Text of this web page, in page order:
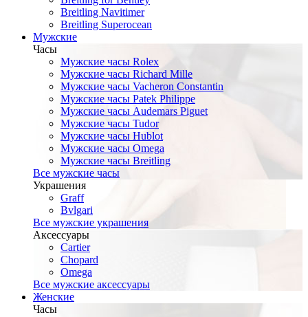
Breitling Navitimer
Breitling Superocean
Мужские
Часы
Мужские часы Rolex
Мужские часы Richard Mille
Мужские часы Vacheron Constantin
Мужские часы Patek Philippe
Мужские часы Audemars Piguet
Мужские часы Tudor
Мужские часы Hublot
Мужские часы Omega
Мужские часы Breitling
Все мужские часы
Украшения
Graff
Bvlgari
Все мужские украшения
Аксессуары
Cartier
Chopard
Omega
Все мужские аксессуары
Женские
Часы